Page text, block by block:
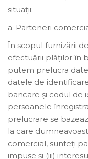
situații:
a. Parteneri
În scopul furnizării
efectuării plăților în
putem prelucra
datele de
bancare și codul de
persoanele
prelucrare se
la care
comercial, sunteți
impuse și (iii)